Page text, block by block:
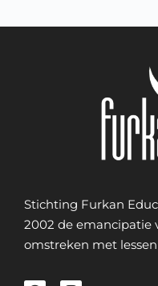
Stichting Furkan
2002 de emancipatie
omstreken met